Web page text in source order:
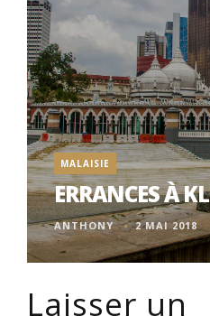
MALAISIE
ERRANCES À KL
ANTHONY 2 MAI 2018
Laisser un